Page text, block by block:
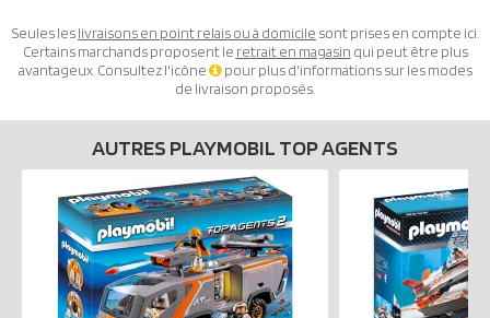
Seules leslivraisons en point relais ou à domicile sont prises en compte ici.
Certains marchands proposent le retrait en magasin qui peut être plus
avantageux. Consultez l'icône
pour plus d'informations sur les modes
de livraison proposés.
AUTRES PLAYMOBIL TOP AGENTS